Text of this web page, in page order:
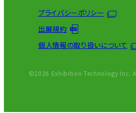
プライバシーポリシー
出展規約
個人情報の取り扱いについて
©2026 Exhibition Technology Inc.